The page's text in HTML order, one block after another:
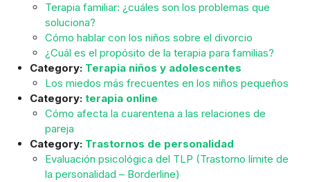
Terapia familiar: ¿cuáles son los problemas que
soluciona?
Cómo hablar con los niños sobre el divorcio
¿Cuál es el propósito de la terapia para familias?
Category: Terapia niños y adolescentes
Los miedos más frecuentes en los niños pequeños
Category: terapia online
Cómo afecta la cuarentena a las relaciones de
pareja
Category: Trastornos de personalidad
Evaluación psicológica del TLP (Trastorno límite de
la personalidad – Borderline)